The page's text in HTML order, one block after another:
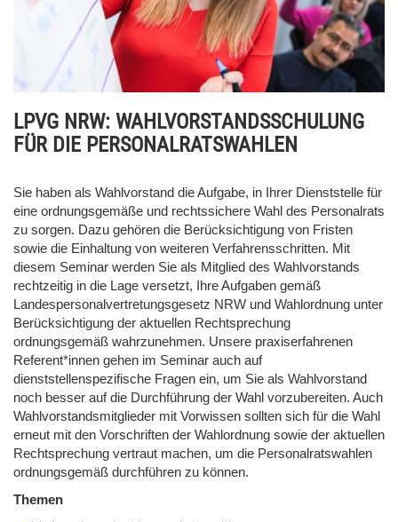
LPVG NRW: WAHLVORSTANDSSCHULUNG
FÜR DIE PERSONALRATSWAHLEN
Sie haben als Wahlvorstand die Aufgabe, in Ihrer Dienststelle für
eine ordnungsgemäße und rechtssichere Wahl des Personalrats
zu sorgen. Dazu gehören die Berücksichtigung von Fristen
sowie die Einhaltung von weiteren Verfahrensschritten. Mit
diesem Seminar werden Sie als Mitglied des Wahlvorstands
rechtzeitig in die Lage versetzt, Ihre Aufgaben gemäß
Landespersonalvertretungsgesetz NRW und Wahlordnung unter
Berücksichtigung der aktuellen Rechtsprechung
ordnungsgemäß wahrzunehmen. Unsere praxiserfahrenen
Referent*innen gehen im Seminar auch auf
dienststellenspezifische Fragen ein, um Sie als Wahlvorstand
noch besser auf die Durchführung der Wahl vorzubereiten. Auch
Wahlvorstandsmitglieder mit Vorwissen sollten sich für die Wahl
erneut mit den Vorschriften der Wahlordnung sowie der aktuellen
Rechtsprechung vertraut machen, um die Personalratswahlen
ordnungsgemäß durchführen zu können.
Themen